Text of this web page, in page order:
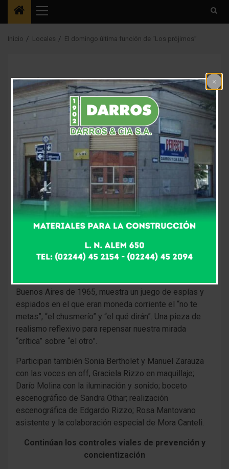
Menú
principal
Inicio Locales El domingo última función de “Los prójimos”
Locales
El domingo última
función de “Los
prójimos”
7 años atrás Fm Alpha
Dirigida por Susy Rizzo, y con las actuaciones de
Agustina Martínez, Carlos Benavídez, Sergio D
Massenzio, el próximo domingo 22 a las 21.30 h,
última función de “Los prójimos”, en el Teatro Español..
Buenos Aires de 1965, muestra un juego de espías y
espiados en el que eran moneda corriente el “no te
metas”, “el chusmerío” y “el qué dirán”. Una pieza de
realismo reflexivo para repensar nuestra mirada
“crítica” sobre “el otro”.
Participan también Sonia Bertholet y Manuel Zarauza
con las voces en off, Graciela Rizzo en maquillaje;
Darío Molina con la iluminación y sonido; boceto
escenográfico de Sandra Othar; realización
escenográfica de Edgardo Rizzo; Rosa Mantovano
asistente y la colaboración especial de Mora Canteli.
Continúan los controles viales de prevención y
concientización